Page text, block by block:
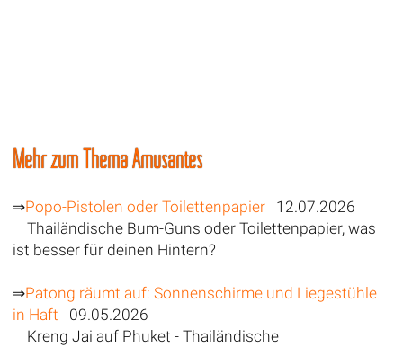
Mehr zum Thema Amüsantes
⇒Popo-Pistolen oder Toilettenpapier12.07.2026
Thailändische Bum-Guns oder Toilettenpapier, was
ist besser für deinen Hintern?
⇒Patong räumt auf: Sonnenschirme und Liegestühle
in Haft 09.05.2026
Kreng Jai auf Phuket - Thailändische